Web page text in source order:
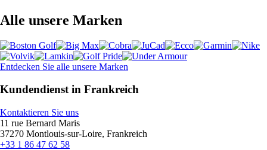
Alle unsere Marken
Entdecken Sie alle unsere Marken
Kundendienst in Frankreich
Kontaktieren Sie uns
11 rue Bernard Maris
37270 Montlouis-sur-Loire, Frankreich
+33 1 86 47 62 58